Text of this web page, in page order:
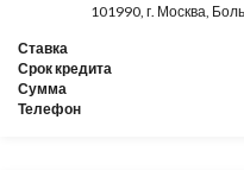
101990, г. Москва,
Ставка
Срок кредита
Сумма
Телефон